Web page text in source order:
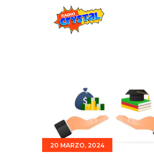
Eventos
Promociones
Noticias
Para ti
20 MARZO, 2024